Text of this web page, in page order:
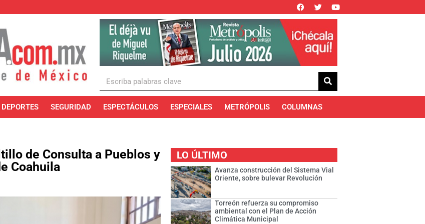
DEPORTES SEGURIDAD ESPECTÁCULOS ESPECIALES METRÓPOLIS COLUMNAS
de Consulta a Pueblos y
Coahuila
LO ÚLTIMO
Avanza construcción del Sistema Vial
Oriente, sobre bulevar Revolución
Torreón refuerza su compromiso
ambiental con el Plan de Acción
Climática Municipal